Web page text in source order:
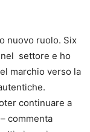
nuovo ruolo. Six
nel settore e ho
marchio verso la
continuare a
commenta